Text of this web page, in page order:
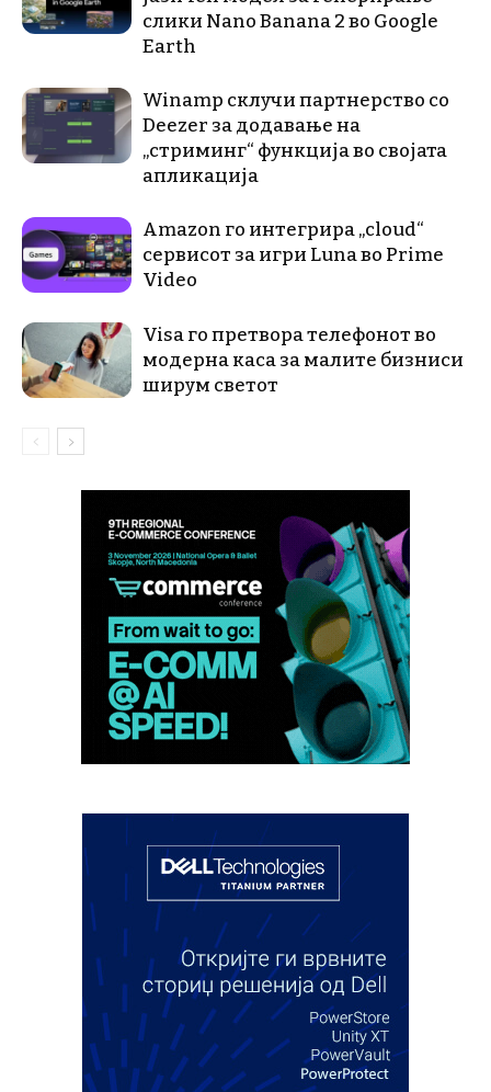
слики Nano Banana 2 во Google
Earth
Winamp склучи партнерство со
Deezer за додавање на
„стриминг“ функција во својата
апликација
Amazon го интегрира „cloud“
сервисот за игри Luna во Prime
Video
Visa го претвора телефонот во
модерна каса за малите бизниси
ширум светот